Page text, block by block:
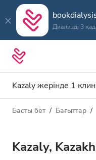
Диализді 3
Kazaly жерінде 1
Диализ түрі
Барлық диализ
Қашықтық
Басты бет Бағыттар
Kazaly,